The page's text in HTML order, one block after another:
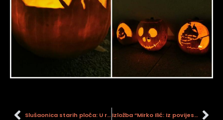
Slušaonica starih ploča: U ratu i miru: rane snimke vojnih glazbi na prostoru Hrvatske Izložba “Mirko Ilić: Iz povijesti ljudske gluposti – Dizajnerska povijest svijeta”